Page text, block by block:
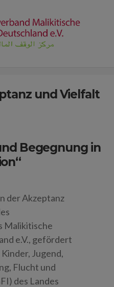
und Vielfalt
Begegnung in
der Akzeptanz
Malikitische
e.V., gefördert
Jugend,
Flucht und
des Landes